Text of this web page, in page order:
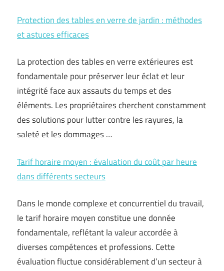
Protection des tables en verre de jardin : méthodes
et astuces efficaces
La protection des tables en verre extérieures est
fondamentale pour préserver leur éclat et leur
intégrité face aux assauts du temps et des
éléments. Les propriétaires cherchent constamment
des solutions pour lutter contre les rayures, la
saleté et les dommages …
Tarif horaire moyen : évaluation du coût par heure
dans différents secteurs
Dans le monde complexe et concurrentiel du travail,
le tarif horaire moyen constitue une donnée
fondamentale, reflétant la valeur accordée à
diverses compétences et professions. Cette
évaluation fluctue considérablement d’un secteur à